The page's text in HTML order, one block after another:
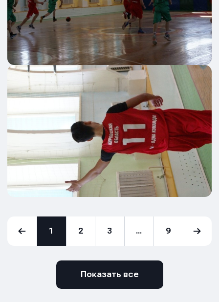
1 2 3 ... 9
Показать все